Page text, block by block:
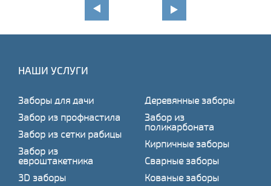
НАШИ УСЛУГИ
Заборы для дачи
Забор из профнастила
Забор из сетки рабицы
Забор из
евроштакетника
3D заборы
Деревянные заборы
Забор из
поликарбоната
Кирпичные заборы
Сварные заборы
Кованые заборы